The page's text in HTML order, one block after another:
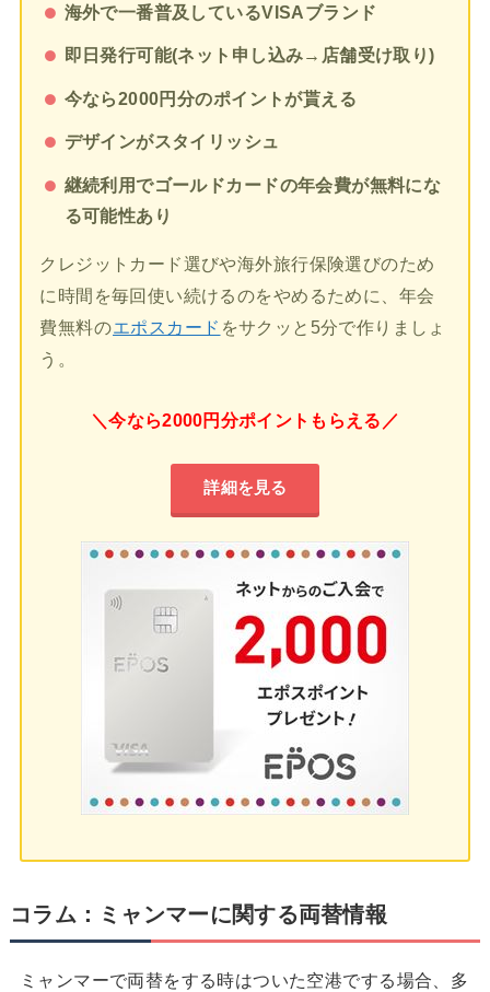
海外で一番普及しているVISAブランド
即日発行可能(ネット申し込み→店舗受け取り)
今なら2000円分のポイントが貰える
デザインがスタイリッシュ
継続利用でゴールドカードの年会費が無料にな
る可能性あり
クレジットカード選びや海外旅行保険選びのため
に時間を毎回使い続けるのをやめるために、年会
費無料のエポスカード をサクッと5分で作りましょ
う。
＼今なら2000円分ポイントもらえる／
詳細を見る
コラム：ミャンマーに関する両替情報
ミャンマーで両替をする時はついた空港でする場合、多